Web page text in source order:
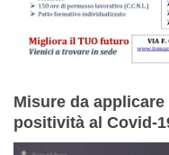
Misure da
positività al Covid-